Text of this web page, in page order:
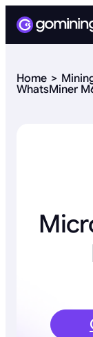
Home
WhatsMiner